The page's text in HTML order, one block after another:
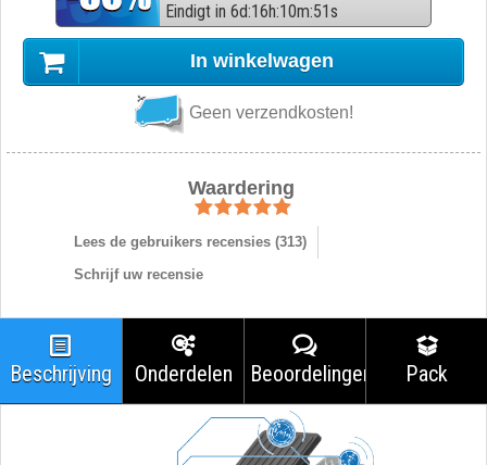
Eindigt in 6d:16h:10m:50s
In winkelwagen
Geen verzendkosten!
Waardering
Lees de gebruikers recensies (313)
Schrijf uw recensie
Beschrijving Onderdelen Beoordelingen Pack